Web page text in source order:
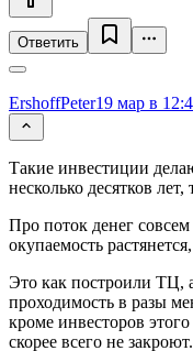
Ответить
ErshoffPeter19 мар в
Такие инвестиции
несколько десятков
Про поток денег
окупаемость
Это как построили ТЦ,
проходимость в разы
кроме инвесторов
скорее всего не